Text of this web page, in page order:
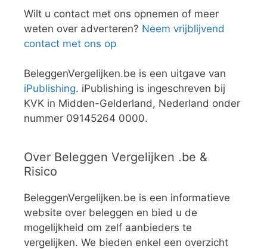
Wilt u contact met ons opnemen of meer
weten over adverteren? Neem vrijblijvend
contact met ons op
BeleggenVergelijken.be is een uitgave van
iPublishing. iPublishing is ingeschreven bij
KVK in Midden-Gelderland, Nederland onder
nummer 09145264 0000.
Over Beleggen Vergelijken .be &
Risico
BeleggenVergelijken.be is een informatieve
website over beleggen en bied u de
mogelijkheid om zelf aanbieders te
vergelijken. We bieden enkel een overzicht